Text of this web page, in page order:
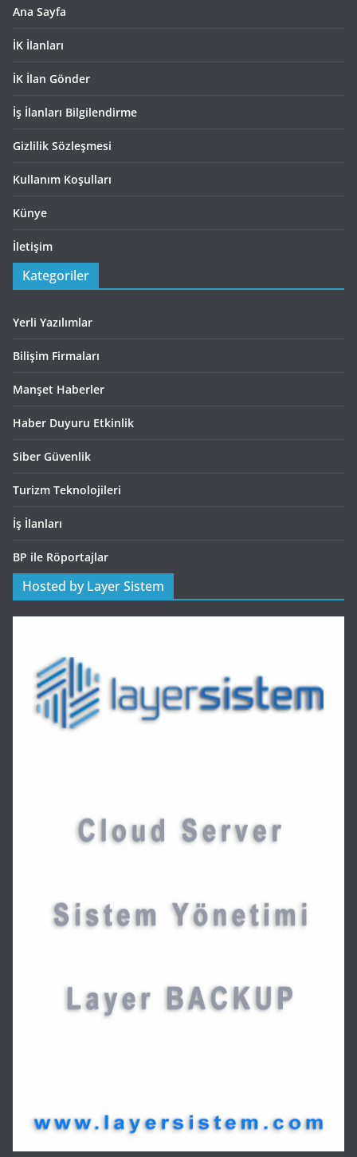
Ana Sayfa
İK İlanları
İK İlan Gönder
İş İlanları Bilgilendirme
Gizlilik Sözleşmesi
Kullanım Koşulları
Künye
İletişim
Kategoriler
Yerli Yazılımlar
Bilişim Firmaları
Manşet Haberler
Haber Duyuru Etkinlik
Siber Güvenlik
Turizm Teknolojileri
İş İlanları
BP ile Röportajlar
Hosted by Layer Sistem